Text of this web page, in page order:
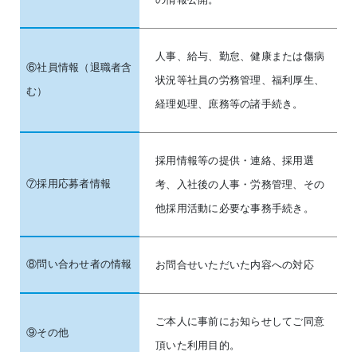
⑥社員情報（退職者含
む）
人事、給与、勤怠、健康または傷病
状況等社員の労務管理、福利厚生、
経理処理、庶務等の諸手続き。
⑦採用応募者情報
採用情報等の提供・連絡、採用選
考、入社後の人事・労務管理、その
他採用活動に必要な事務手続き。
⑧問い合わせ者の情報 お問合せいただいた内容への対応
⑨その他
ご本人に事前にお知らせしてご同意
頂いた利用目的。